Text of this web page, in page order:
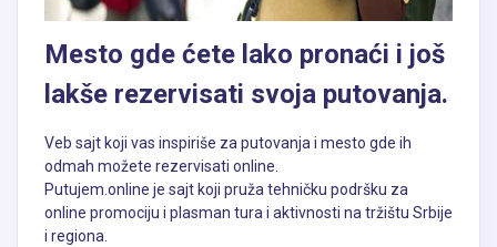
Mesto gde ćete lako pronaći i još
lakše rezervisati svoja putovanja.
Veb sajt koji vas inspiriše za putovanja i mesto gde ih
odmah možete rezervisati online.
Putujem.online je sajt koji pruža tehničku podršku za
online promociju i plasman tura i aktivnosti na tržištu Srbije
i regiona.